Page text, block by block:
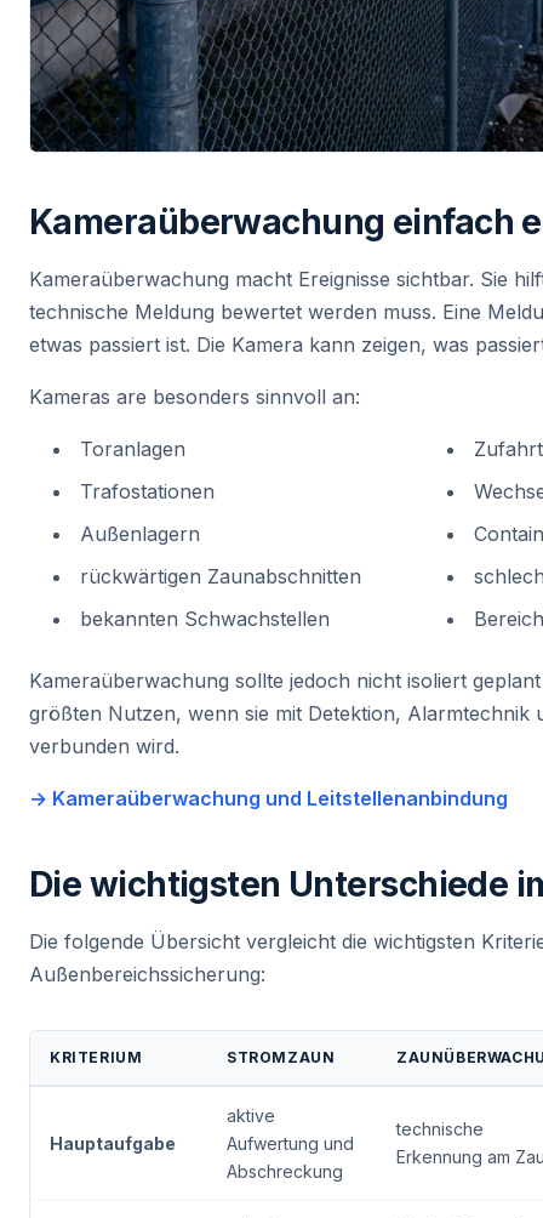
Kameraüberwachung einfach
Kameraüberwachung macht Ereignisse sichtbar. Sie
technische Meldung bewertet werden muss. Eine
etwas passiert ist. Die Kamera kann zeigen, was
Kameras are besonders sinnvoll an:
Toranlagen
Trafostationen
Außenlagern
rückwärtigen Zaunabschnitten
bekannten Schwachstellen
Kameraüberwachung sollte jedoch nicht isoliert
größten Nutzen, wenn sie mit Detektion, Alarmtechnik
verbunden wird.
→ Kameraüberwachung und Leitstellenanbindung
Die wichtigsten Unterschiede
Die folgende Übersicht vergleicht die wichtigsten
Außenbereichssicherung:
KRITERIUM STROMZAUN
Hauptaufgabe
aktive
Aufwertung und
Abschreckung
technische
Erkennung am